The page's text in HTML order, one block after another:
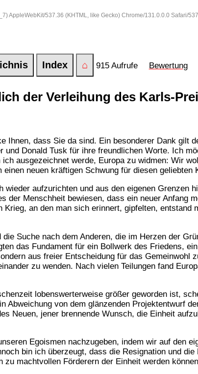
AppleWebKit/537.36 (KHTML, like Gecko) Chrome/131.0.0.0 Safari/
Index ⌂ 915 Aufrufe Bewertung
der Verleihung des Karls-
Ihnen, dass Sie da sind. Ein besonderer Dank gilt
und Donald Tusk für ihre freundlichen Worte. Ich
ausgezeichnet werde, Europa zu widmen: Wir
neuen kräftigen Schwung für diesen geliebten
aufzurichten und aus den eigenen Grenzen
der Menschheit bewiesen, dass ein neuer Anfang
an den man sich erinnert, gipfelten, entstand
Suche nach dem Anderen, die im Herzen der
das Fundament für ein Bollwerk des Friedens,
aus freier Entscheidung für das Gemeinwohl
zu wenden. Nach vielen Teilungen fand
lobenswerterweise größer geworden ist,
Abweichung von dem glänzenden Projektentwurf
Neuen, jener brennende Wunsch, die Einheit
Egoismen nachzugeben, indem wir auf den
bin ich überzeugt, dass die Resignation und
machtvollen Förderern der Einheit werden